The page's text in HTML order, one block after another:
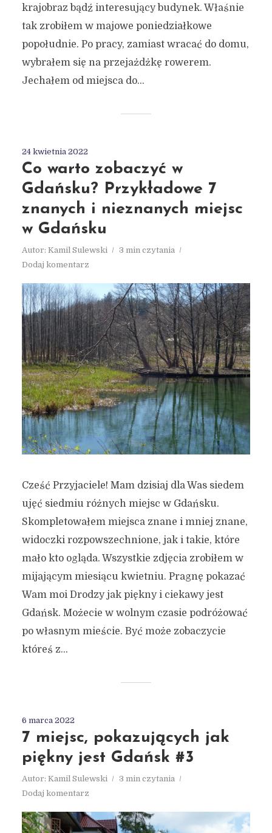
krajobraz bądź interesujący budynek. Właśnie
tak zrobiłem w majowe poniedziałkowe
popołudnie. Po pracy, zamiast wracać do domu,
wybrałem się na przejażdżkę rowerem.
Jechałem od miejsca do...
24 kwietnia 2022
Co warto zobaczyć w
Gdańsku? Przykładowe 7
znanych i nieznanych miejsc
w Gdańsku
Autor: Kamil Sulewski
3 min czytania
Dodaj komentarz
Cześć Przyjaciele! Mam dzisiaj dla Was siedem
ujęć siedmiu różnych miejsc w Gdańsku.
Skompletowałem miejsca znane i mniej znane,
widoczki rozpowszechnione, jak i takie, które
mało kto ogląda. Wszystkie zdjęcia zrobiłem w
mijającym miesiącu kwietniu. Pragnę pokazać
Wam moi Drodzy jak piękny i ciekawy jest
Gdańsk. Możecie w wolnym czasie podróżować
po własnym mieście. Być może zobaczycie
któreś z...
6 marca 2022
7 miejsc, pokazujących jak
piękny jest Gdańsk #3
Autor: Kamil Sulewski
3 min czytania
Dodaj komentarz